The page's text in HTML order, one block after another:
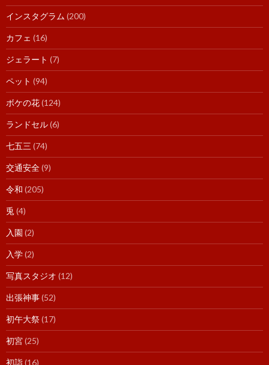
インスタグラム (200)
カフェ (16)
ジェラート (7)
ペット (94)
ボケの花(124)
ランドセル(6)
七五三 (74)
交通安全(9)
令和 (205)
兎 (4)
入園 (2)
入学(2)
写真スタジオ (12)
出張神事(52)
初午大祭(17)
初宮(25)
初詣(16)